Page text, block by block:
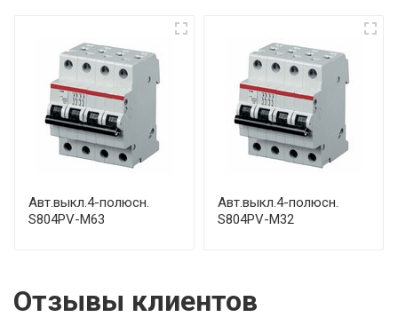
Авт.выкл.4-полюсн.
S804PV-M63
Авт.выкл.4-полюсн.
S804PV-M32
Отзывы клиентов